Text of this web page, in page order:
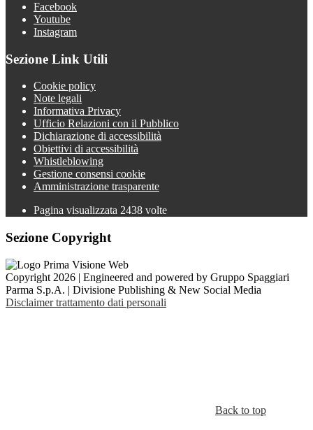
Facebook
Youtube
Instagram
Sezione Link Utili
Cookie policy
Note legali
Informativa Privacy
Ufficio Relazioni con il Pubblico
Dichiarazione di accessibilità
Obiettivi di accessibilità
Whistleblowing
Gestione consensi cookie
Amministrazione trasparente
Pagina visualizzata 2438 volte
Sezione Copyright
Copyright 2026 | Engineered and powered by Gruppo Spaggiari
Parma S.p.A. | Divisione Publishing & New Social Media
Disclaimer trattamento dati personali
Back to top